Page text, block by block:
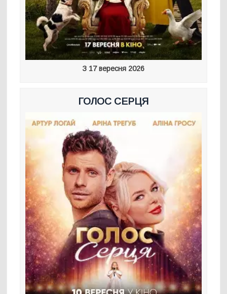
З 17 вересня 2026
ГОЛОС СЕРЦЯ